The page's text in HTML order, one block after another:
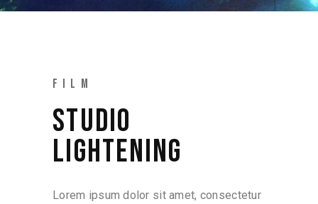
FILM
STUDIO
LIGHTENING
Lorem ipsum dolor sit amet, consectetur